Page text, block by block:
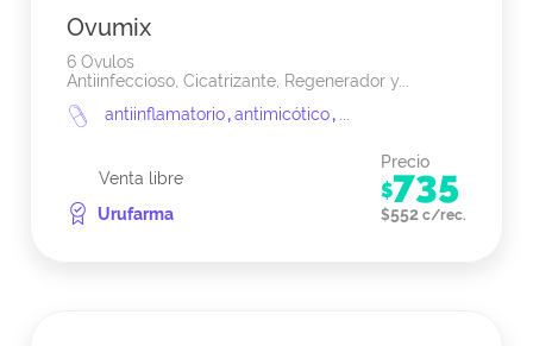
Ovumix
6 Ovulos
Antiinfeccioso, Cicatrizante, Regenerador y...
antiinflamatorio,antimicótico,
Venta libre
Urufarma
Precio
$735
$552 c/rec.